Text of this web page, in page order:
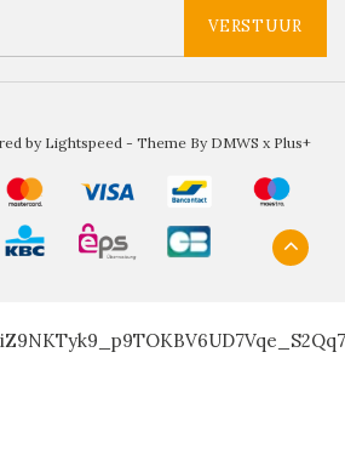
VERSTUUR
by Lightspeed - Theme By DMWS x Plus+